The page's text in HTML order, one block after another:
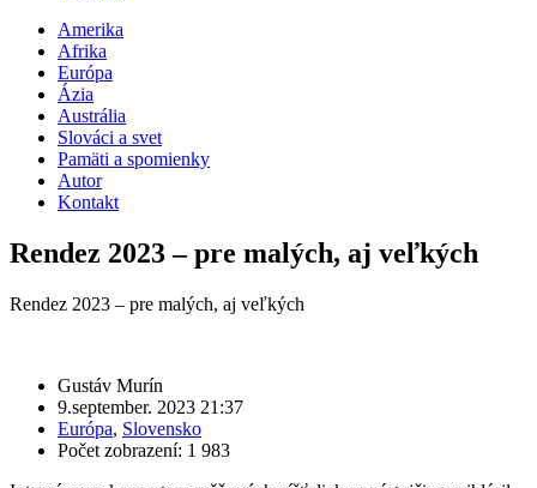
Amerika
Afrika
Európa
Ázia
Austrália
Slováci a svet
Pamäti a spomienky
Autor
Kontakt
Rendez 2023 – pre malých, aj veľkých
Rendez 2023 – pre malých, aj veľkých
Gustáv Murín
9.september. 2023 21:37
Európa, Slovensko
Počet zobrazení: 1 983